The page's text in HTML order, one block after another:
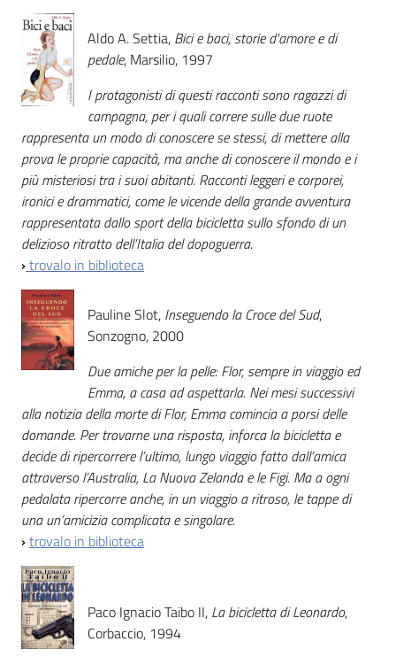
Aldo A. Settia, Bici e baci, storie d'amore e di
pedale, Marsilio, 1997
I protagonisti di questi racconti sono ragazzi di
campagna, per i quali correre sulle due ruote
rappresenta un modo di conoscere se stessi, di mettere alla
prova le proprie capacità, ma anche di conoscere il mondo e i
più misteriosi tra i suoi abitanti. Racconti leggeri e corporei,
ironici e drammatici, come le vicende della grande avventura
rappresentata dallo sport della bicicletta sullo sfondo di un
delizioso ritratto dell’Italia del dopoguerra.
›trovalo in biblioteca
Pauline Slot, Inseguendo la Croce del Sud,
Sonzogno, 2000
Due amiche per la pelle: Flor, sempre in viaggio ed
Emma, a casa ad aspettarla. Nei mesi successivi
alla notizia della morte di Flor, Emma comincia a porsi delle
domande. Per trovarne una risposta, inforca la bicicletta e
decide di ripercorrere l’ultimo, lungo viaggio fatto dall’amica
attraverso l’Australia, La Nuova Zelanda e le Figi. Ma a ogni
pedalata ripercorre anche, in un viaggio a ritroso, le tappe di
una un’amicizia complicata e singolare.
›trovalo in biblioteca
Paco Ignacio Taibo II, La bicicletta di Leonardo,
Corbaccio, 1994